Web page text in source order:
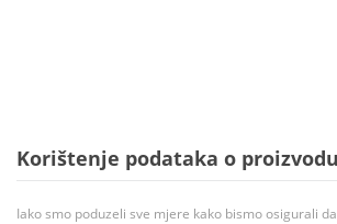
Korištenje podataka o proizvodu
Iako smo poduzeli sve mjere kako bismo osigurali